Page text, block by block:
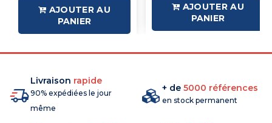
AJOUTER AU
PANIER
AJOUTER AU
PANIER
Livraison rapide
90% expédiées le jour
même
+ de 5000 références
en stock permanent